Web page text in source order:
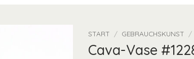
START / GEBRAUCHSKUNST /
Cava-Vase